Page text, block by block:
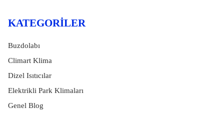
KATEGORILER
Buzdolabı
Climart Klima
Dizel Isıtıcılar
Elektrikli Park Klimaları
Genel Blog